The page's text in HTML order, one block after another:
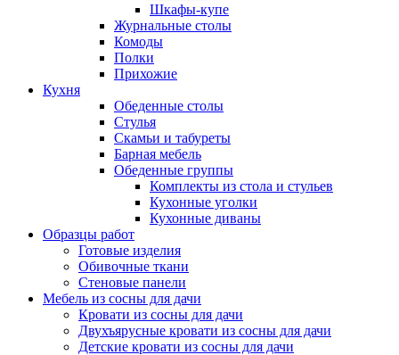
Шкафы-купе
Журнальные столы
Комоды
Полки
Прихожие
Кухня
Обеденные столы
Стулья
Скамьи и табуреты
Барная мебель
Обеденные группы
Комплекты из стола и стульев
Кухонные уголки
Кухонные диваны
Образцы работ
Готовые изделия
Обивочные ткани
Стеновые панели
Мебель из сосны для дачи
Кровати из сосны для дачи
Двухъярусные кровати из сосны для дачи
Детские кровати из сосны для дачи